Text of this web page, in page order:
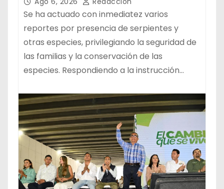
Se ha actuado con inmediatez varios
reportes por presencia de serpientes y
otras especies, privilegiando la seguridad de
las familias y la conservación de las
especies. Respondiendo a la instrucción…